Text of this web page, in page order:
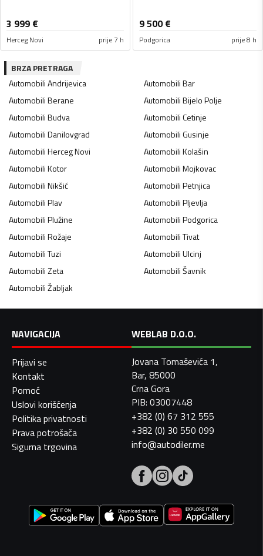
3 999 €
Herceg Novi prije 7 h
9 500€
Podgorica prije 8 h
BRZA PRETRAGA
AutomobiliAndrijevica AutomobiliBar
AutomobiliBerane AutomobiliBijelo Polje
AutomobiliBudva AutomobiliCetinje
AutomobiliDanilovgrad AutomobiliGusinje
AutomobiliHerceg Novi AutomobiliKolašin
AutomobiliKotor AutomobiliMojkovac
AutomobiliNikšić AutomobiliPetnjica
AutomobiliPlav AutomobiliPljevlja
AutomobiliPlužine AutomobiliPodgorica
AutomobiliRožaje AutomobiliTivat
AutomobiliTuzi AutomobiliUlcinj
AutomobiliZeta AutomobiliŠavnik
AutomobiliŽabljak
NAVIGACIJA
Prijavi se
Kontakt
Pomoć
Uslovi korišćenja
Politika privatnosti
Prava potrošača
Sigurna trgovina
WEBLAB D.O.O.
Jovana Tomaševića 1,
Bar, 85000
Crna Gora
PIB: 03007448
+382 (0) 67 312 555
+382 (0) 30 550 099
info@autodiler.me